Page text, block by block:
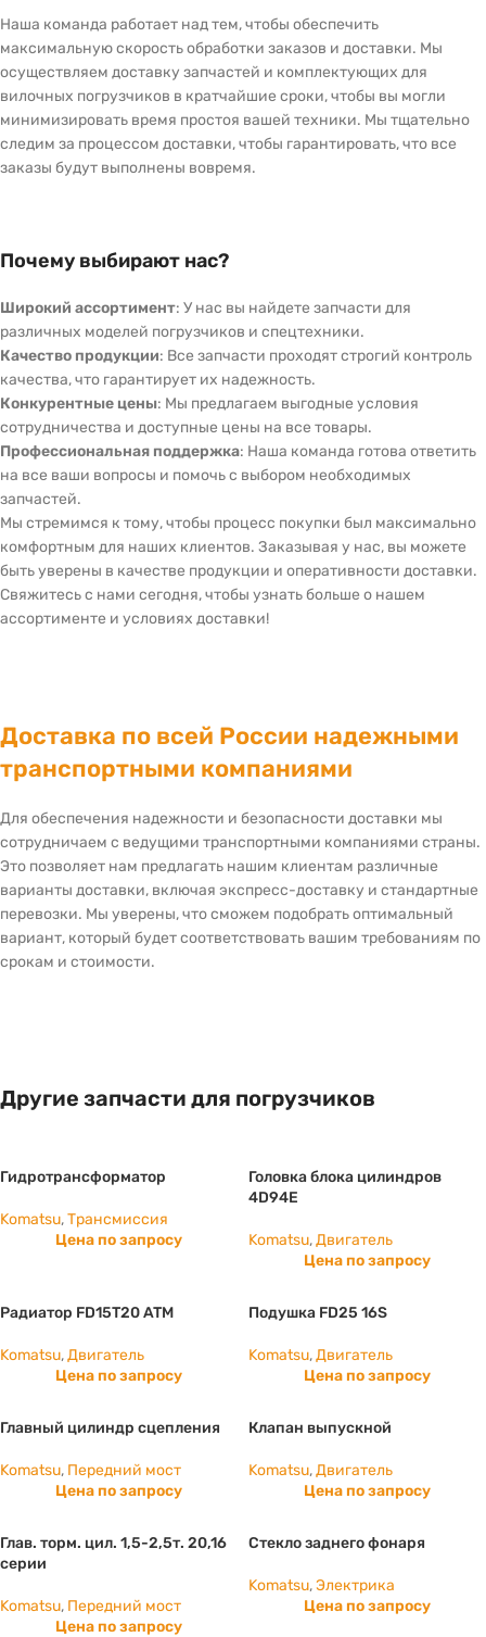
Наша команда работает над тем, чтобы обеспечить
максимальную скорость обработки заказов и доставки. Мы
осуществляем доставку запчастей и комплектующих для
вилочных погрузчиков в кратчайшие сроки, чтобы вы могли
минимизировать время простоя вашей техники. Мы тщательно
следим за процессом доставки, чтобы гарантировать, что все
заказы будут выполнены вовремя.
Почему выбирают нас?
Широкий ассортимент: У нас вы найдете запчасти для
различных моделей погрузчиков и спецтехники.
Качество продукции: Все запчасти проходят строгий контроль
качества, что гарантирует их надежность.
Конкурентные цены: Мы предлагаем выгодные условия
сотрудничества и доступные цены на все товары.
Профессиональная поддержка: Наша команда готова ответить
на все ваши вопросы и помочь с выбором необходимых
запчастей.
Мы стремимся к тому, чтобы процесс покупки был максимально
комфортным для наших клиентов. Заказывая у нас, вы можете
быть уверены в качестве продукции и оперативности доставки.
Свяжитесь с нами сегодня, чтобы узнать больше о нашем
ассортименте и условиях доставки!
Доставка по всей России надежными
транспортными компаниями
Для обеспечения надежности и безопасности доставки мы
сотрудничаем с ведущими транспортными компаниями страны.
Это позволяет нам предлагать нашим клиентам различные
варианты доставки, включая экспресс-доставку и стандартные
перевозки. Мы уверены, что сможем подобрать оптимальный
вариант, который будет соответствовать вашим требованиям по
срокам и стоимости.
Другие запчасти для погрузчиков
Гидротрансформатор
Komatsu,Трансмиссия
Цена по запросу
Головка блока цилиндров
4D94E
Komatsu,Двигатель
Цена по запросу
Радиатор FD15T20 ATM
Komatsu,Двигатель
Цена по запросу
Подушка FD25 16S
Komatsu,Двигатель
Цена по запросу
Главный цилиндр сцепления
Komatsu, Передний мост
Цена по запросу
Клапан выпускной
Komatsu,Двигатель
Цена по запросу
Глав. торм. цил. 1,5-2,5т. 20,16
серии
Komatsu, Передний мост
Цена по запросу
Стекло заднего фонаря
Komatsu,Электрика
Цена по запросу